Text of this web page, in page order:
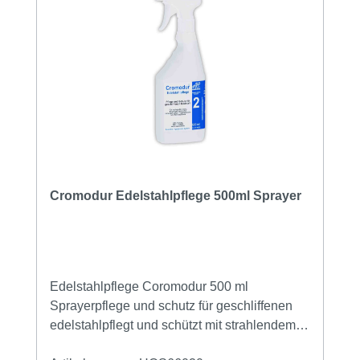
Cromodur Edelstahlpflege 500ml Sprayer
Edelstahlpflege Coromodur 500 ml
Sprayerpflege und schutz für geschliffenen
edelstahlpflegt und schützt mit strahlendem